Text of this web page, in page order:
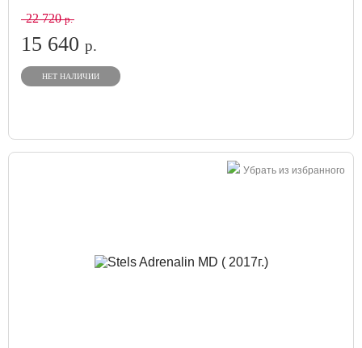
22 720р.
15 640 р.
НЕТ НАЛИЧИИ
Убрать из избранного